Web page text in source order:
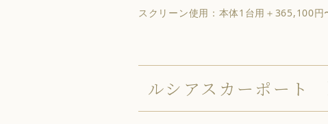
スクリーン使用：本体1台用＋365,100円
ルシアスカーポー